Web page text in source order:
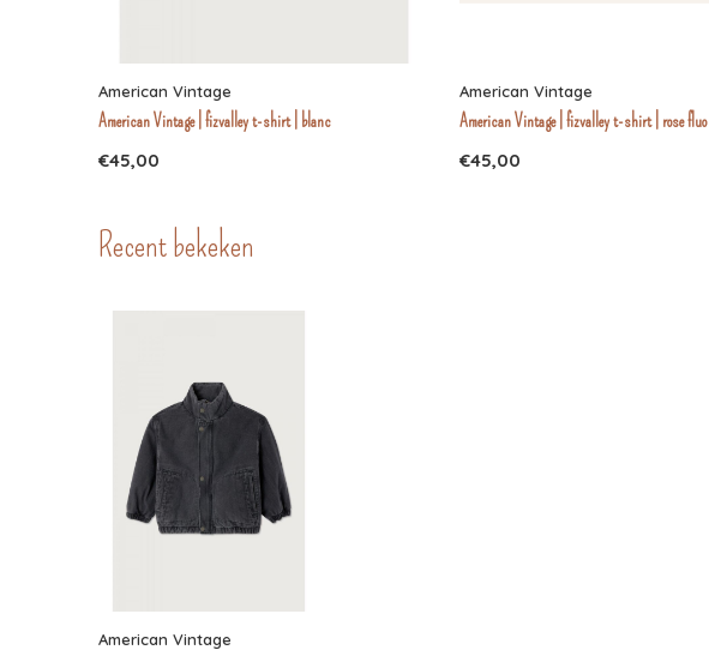
American Vintage
American Vintage | fizvalley t-shirt | blanc
€45,00
American Vintage
American Vintage | fizvalley t-shirt | rose fluo
€45,00
Recent bekeken
American Vintage